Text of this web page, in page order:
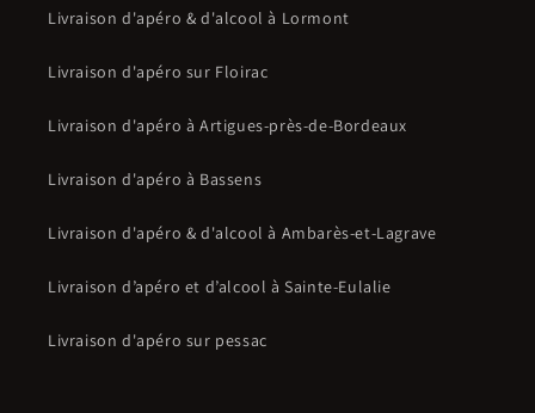
Livraison d'apéro & d'alcool à Lormont
Livraison d'apéro sur Floirac
Livraison d'apéro à Artigues-près-de-Bordeaux
Livraison d'apéro à Bassens
Livraison d'apéro & d'alcool à Ambarès-et-Lagrave
Livraison d’apéro et d’alcool à Sainte-Eulalie
Livraison d'apéro sur pessac